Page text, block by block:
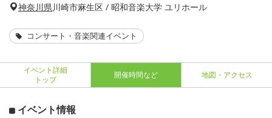
神奈川県川崎市麻生区 / 昭和音楽大学 ユリホール
コンサート・音楽関連イベント
イベント詳細
トップ
開催時間など 地図・アクセス
イベント情報